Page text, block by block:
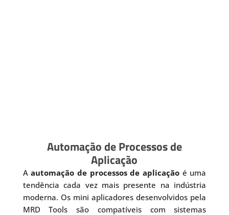
Automação de Processos de
Aplicação
Aautomação de processos de aplicaçãoé uma
tendência cada vez mais presente na indústria
moderna. Os mini aplicadores desenvolvidos pela
MRD Tools são compatíveis com sistemas